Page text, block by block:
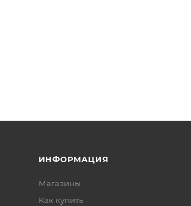
ИНФОРМАЦИЯ
Магазины
Как купить